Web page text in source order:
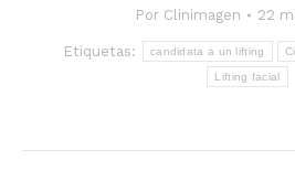
Por Clinimagen 22
Etiquetas: candidata a un lifting
Lifting facial